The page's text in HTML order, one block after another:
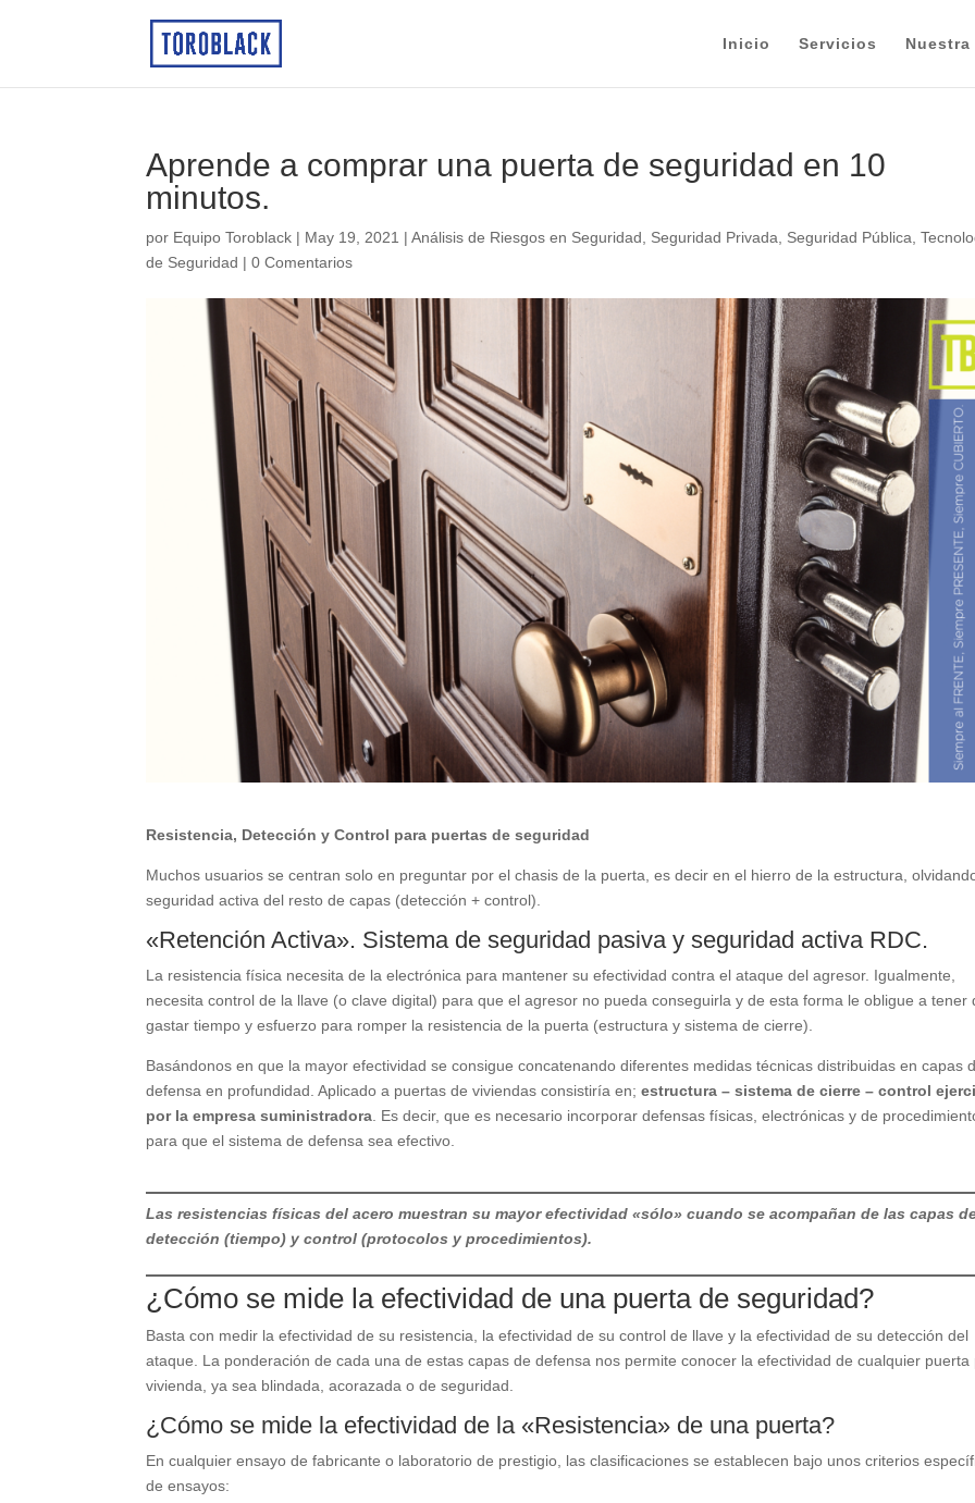
Inicio Servicios Nuestra
Aprende a comprar una puerta de seguridad en 10
minutos.
por Equipo Toroblack | May 19, 2021 |Análisis de Riesgos en Seguridad Seguridad Privada Seguridad Pública ,
de Seguridad |0 Comentarios
Resistencia, Detección y Control para puertas de seguridad
Muchos usuarios se centran solo en preguntar por el chasis de la puerta, es decir en el hierro de la estructura,
seguridad activa del resto de capas (detección + control).
«Retención Activa». Sistema de seguridad pasiva y seguridad activa RDC.
La resistencia física necesita de la electrónica para mantener su efectividad contra el ataque del agresor. Igualmente,
necesita control de la llave (o clave digital) para que el agresor no pueda conseguirla y de esta forma le obligue a tener
gastar tiempo y esfuerzo para romper la resistencia de la puerta (estructura y sistema de cierre).
Basándonos en que la mayor efectividad se consigue concatenando diferentes medidas técnicas distribuidas en capas
defensa en profundidad. Aplicado a puertas de viviendas consistiría en; estructura – sistema de cierre – control
por la empresa suministradora . Es decir, que es necesario incorporar defensas físicas, electrónicas y de
para que el sistema de defensa sea efectivo.
Las resistencias físicas del acero muestran su mayor efectividad «sólo» cuando se acompañan de las capas
detección (tiempo) y control (protocolos y procedimientos).
¿Cómo se mide la efectividad de una puerta de seguridad?
Basta con medir la efectividad de su resistencia, la efectividad de su control de llave y la efectividad de su detección del
ataque. La ponderación de cada una de estas capas de defensa nos permite conocer la efectividad de cualquier puerta
vivienda, ya sea blindada, acorazada o de seguridad.
¿Cómo se mide la efectividad de la «Resistencia» de una puerta?
En cualquier ensayo de fabricante o laboratorio de prestigio, las clasificaciones se establecen bajo unos criterios
de ensayos: